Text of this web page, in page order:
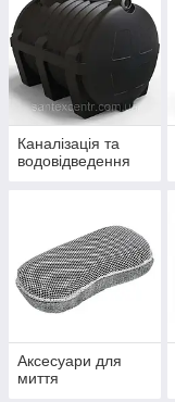
Каналізація та
водовідведення
Аксесуари для
миття